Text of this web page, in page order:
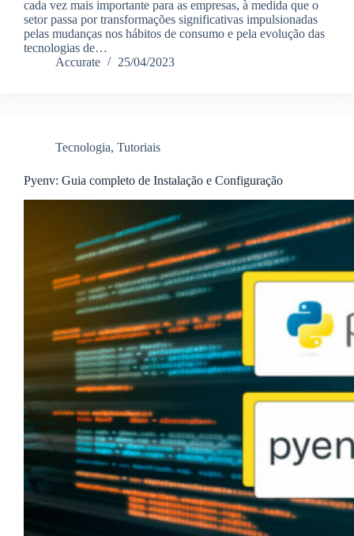
cada vez mais importante para as empresas, à medida que o
setor passa por transformações significativas impulsionadas
pelas mudanças nos hábitos de consumo e pela evolução das
tecnologias de…
Accurate
25/04/2023
Tecnologia, Tutoriais
Pyenv: Guia completo de Instalação e Configuração